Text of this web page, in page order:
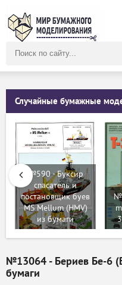
сайту
Случайные бумажные
№590 - Буксир
спасатель и
постановщик буев
MS Mellum (HMV)
из бумаги
№13064 - Бериев Бе-6
бумаги